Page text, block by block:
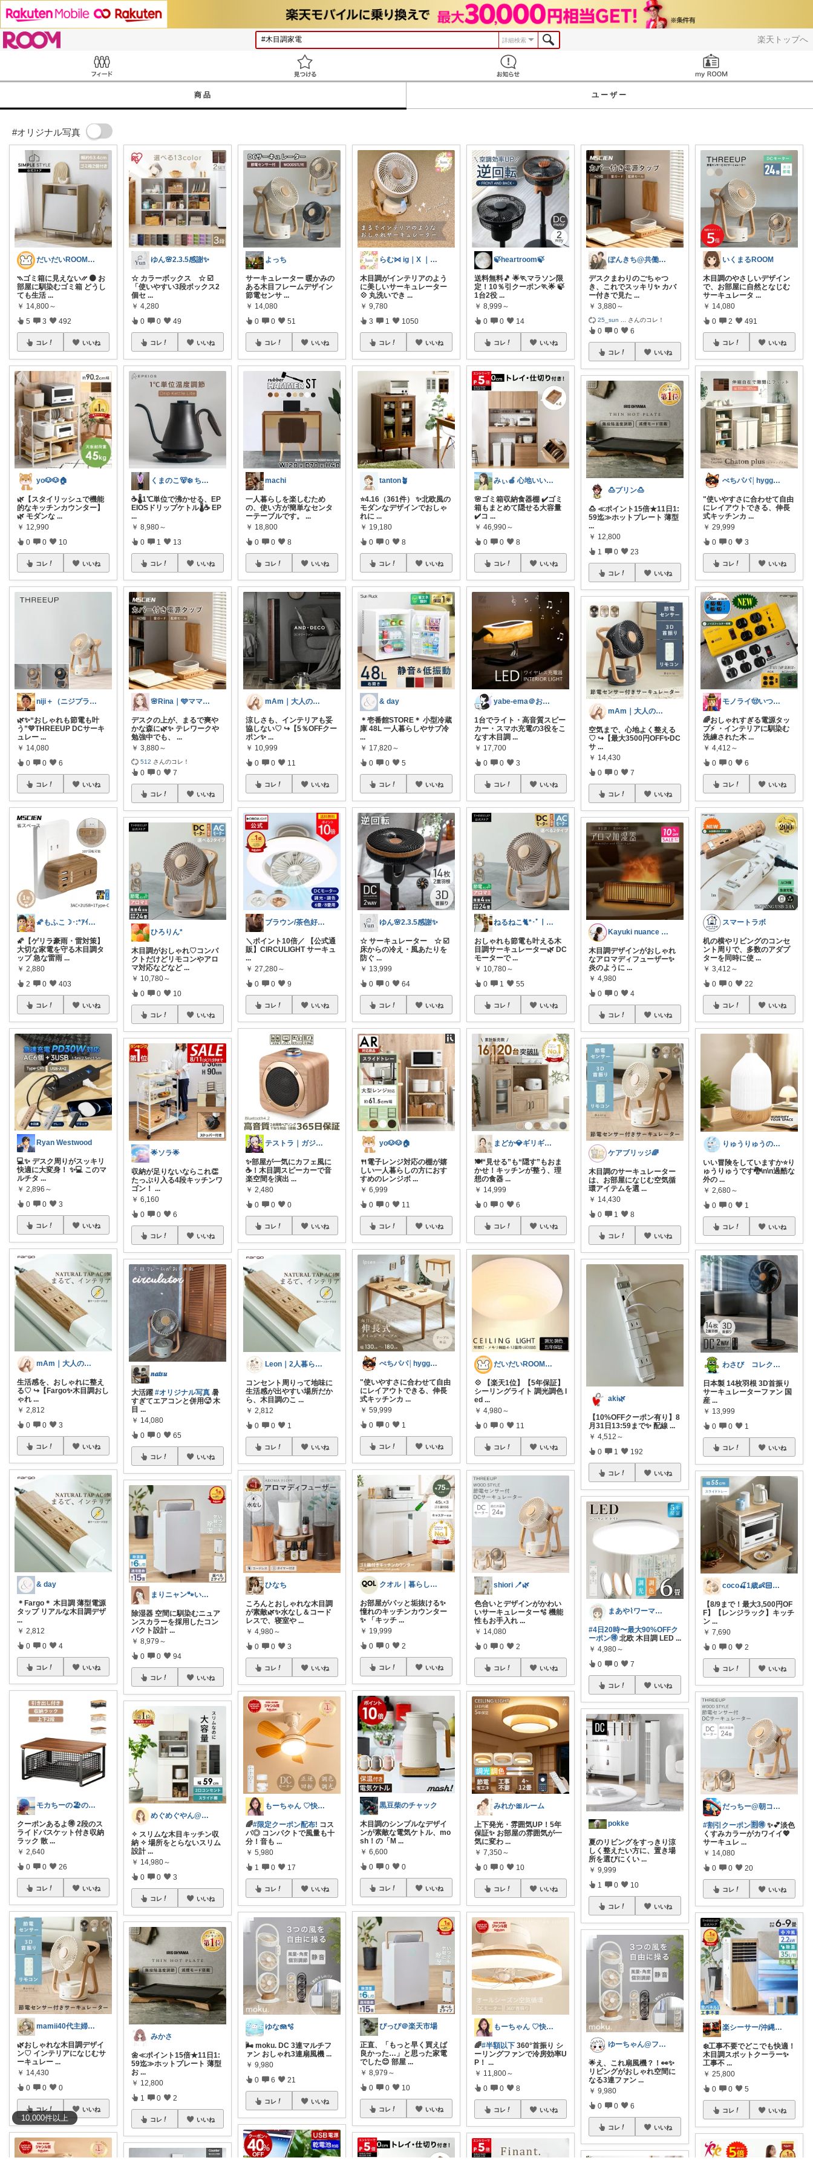
楽天トップへ
詳細検索
商品 ユーザー
#オリジナル写真
10,000件以上
だいだいROOM@整う暮らし｜インテリア
⳹ゴミ箱に見えない⳼ 🟠 お
部屋に馴染むゴミ箱 どうし
ても生活 ...
￥ 14,800～
5 3 492
コレ いいね
yo🐶🐶🏠
🌿【スタイリッシュで機能
的なキッチンカウンター】
🌿 モダンな ...
￥ 12,990
0 0 10
コレ いいね
niji＋（ニジプラス）感謝しています
🌿✨“おしゃれも節電も叶
う”💛THREEUP DCサーキ
ュレー ...
￥ 14,080
0 0 6
コレ いいね
🌠もふこ☽･:*ｱｲｺﾝ変更しました♪
🌠【ゲリラ豪雨・雷対策】
大切な家電を守る木目調タ
ップ 急な雷雨 ...
￥ 2,880
2 0 403
コレ いいね
Ryan Westwood
💻✨ デスク周りがスッキリ
快適に大変身！ ✨💻 このマ
ルチタ ...
￥ 2,896～
0 0 3
コレ いいね
mAm｜大人のご褒美セレクト
生活感を、おしゃれに整え
る♡ ↪︎【Fargo✨木目調おし
ゃれ ...
￥ 2,812
0 0 3
コレ いいね
& day
＊Fargo＊ 木目調 薄型電源
タップ リアルな木目調デザ
...
￥ 2,812
0 0 4
コレ いいね
モカちーの🏖️のんびりライフ🐈✨
クーポンあるよ🉐 2段のス
ライドバスケット付き収納
ラック 散 ...
￥ 2,640
0 0 26
コレ いいね
mamii40代主婦の心地いい暮らし
🌿おしゃれな木目調デザイ
ン♡ インテリアになじむサ
ーキュレー ...
￥ 14,430
0 0 0
コレ いいね
ゆん🌸2.3.5感謝✨
☆ カラーボックス ☆ ☑️
「使いやすい3段ボックス2
個セ ...
￥ 4,280
0 0 49
コレ いいね
くまのこ🐻‍❄️ ちいさなきらめき日和
☕🌡1℃単位で沸かせる、EP
EIOSドリップケトル🌡☕ EP
...
￥ 8,980～
0 1 13
コレ いいね
🌸Rina｜🩵ママ必見アイテム🩵
デスクの上が、まるで爽や
かな森に🌿✨ テレワークや
勉強中でも、
...
￥ 3,880～
512 さんのコレ！
0 0 7
コレ いいね
ひろりん*
木目調がおしゃれ♡コンパ
クトだけどリモコンやアロ
マ対応などなど ...
￥ 10,780～
0 0 10
コレ いいね
🌟ソラ🌟
収納が足りないならこれ👏
たっぷり入る4段キッチンワ
ゴン！...
￥ 6,160
0 0 6
コレ いいね
𝒏𝒂𝒕𝒔𝒖
大活躍#オリジナル写真 暑
すぎてエアコンと併用🥵 木
目 ...
￥ 14,080
0 0 65
コレ いいね
まりニャン🐾いつもありがとうございます
除湿器 空間に馴染むニュア
ンスカラーを採用したコン
パクト設計 ...
￥ 8,979～
0 0 94
コレ いいね
めぐめぐやん@2児ママ×ゆるっと暮らし
✧ スリムな木目キッチン収
納 ✧ 場所をとらないスリム
設計 ...
￥ 14,980～
0 0 3
コレ いいね
みかさ
🌼≪ポイント15倍★11日1:
59迄≫ホットプレート 薄型
お ...
￥ 12,800
1 0 2
コレ いいね
よっち
サーキュレーター 暖かみの
ある木目フレームデザイン
節電センサ ...
￥ 14,080
0 0 51
コレ いいね
machi
一人暮らしを楽しむため
の、使い方が簡単なセンタ
ーテーブルです。
...
￥ 18,800
0 0 8
コレ いいね
mAm｜大人のご褒美セレクト
涼しさも、インテリアも妥
協しない♡ ↪︎【5％OFFクー
ポン✨ ...
￥ 10,999
0 0 11
コレ いいね
ブラウン/茶色好き🤎ノブたん
＼ポイント10倍／ 【公式通
販】CIRCULIGHT サーキュ
...
￥ 27,280～
0 0 9
コレ いいね
テストラ｜ガジェット・家電
✨部屋が一気にカフェ風に
☕️！木目調スピーカーで音
楽空間を演出 ...
￥ 2,480
0 0 0
コレ いいね
Leon｜2人暮らしの準備室
コンセント周りって地味に
生活感が出やすい場所だか
ら、木目調のこ ...
￥ 2,812
0 0 1
コレ いいね
ひなち
ころんとおしゃれな木目調
が素敵🌿✨水なし＆コード
レスで、寝室や ...
￥ 4,980～
0 0 3
コレ いいね
もーちゃん ♡快適生活~旅行大好き🌈✨
🌈#限定クーポン配布! コス
パ◎ コンパクトで風量も十
分！音も ...
￥ 5,980
1 0 17
コレ いいね
ゆな🪼🫧
🌬️ moku. DC 3連マルチフ
ァン おしゃれ3連扇風機...
￥ 9,980
0 6 21
コレ いいね
らむ⋈ ig｜X ｜🍋｜ameblo
木目調がインテリアのよう
に美しいサーキュレーター
💠 丸洗いでき ...
￥ 9,780
3 1 1050
コレ いいね
tanton🪴
⭐4.16（361件） ✨北欧風の
モダンなデザインでおしゃ
れに ...
￥ 19,180
0 0 8
コレ いいね
& day
＊壱番館STORE＊ 小型冷蔵
庫 48L 一人暮らしやサブ冷
...
￥ 17,820～
0 0 5
コレ いいね
ゆん🌸2.3.5感謝✨
☆ サーキュレーター ☆ ☑️
床からの冷え・風あたりを
防ぐ ...
￥ 13,999
0 0 64
コレ いいね
yo🐶🐶🏠
🍴電子レンジ対応の棚が嬉
しい一人暮らしの方におす
すめのレンジボ ...
￥ 6,999
0 0 11
コレ いいね
ぺちパパ│hyggeな心意気を大切に🌿
"使いやすさに合わせて自由
にレイアウトできる、伸長
式キッチンカ ...
￥ 59,999
0 0 1
コレ いいね
クオル｜暮らしの「質」爆上げ🈁
お部屋がパッと垢抜ける✨
憧れのキッチンカウンター
✨ 「キッチ ...
￥ 19,999
0 0 2
コレ いいね
黒豆柴のチャック
木目調のシンプルなデザイ
ンが素敵な電気ケトル、mo
sh！の「M ...
￥ 6,600
0 0 0
コレ いいね
ぴっぴ＠楽天市場
正直、「もっと早く買えば
良かった…」と思った家電
でした😊 部屋 ...
￥ 8,979～
0 0 10
コレ いいね
🍃heartroom🍃
送料無料🎵 🌟🏃マラソン限
定！10％引クーポン🏃🌟 🍃
1台2役 ...
￥ 8,999～
0 0 14
コレ いいね
みぃ🍎 心地いい暮らし
🌸ゴミ箱収納食器棚 ✔️ゴミ
箱もまとめて隠せる大容量
✔️コ ...
￥ 46,990～
0 0 8
コレ いいね
yabe-ema＠おうち快適ガジェット
1台でライト・高音質スピー
カー・スマホ充電の3役をこ
なす木目調 ...
￥ 17,700
0 0 3
コレ いいね
ねるねこ🐈*･ﾟ｜経由購入感謝です♡
おしゃれも節電も叶える木
目調サーキュレーター🌿 DC
モーターで ...
￥ 10,780～
0 1 55
コレ いいね
まどか💎ギリギリアラサーOL
🍽️“見せる”も“隠す”もおま
かせ！キッチンが整う、理
想の食器 ...
￥ 14,999
0 0 6
コレ いいね
だいだいROOM@整う暮らし｜インテリア
💠 【楽天1位】【5年保証】
シーリングライト 調光調色 l
ed ...
￥ 4,980～
0 0 11
コレ いいね
shiori 🪥🌿
色合いとデザインがかわい
いサーキュレーター🫧 機能
性もお手入れ ...
￥ 14,080
0 0 2
コレ いいね
みれか🎀ルーム
上下発光・雰囲気UP！5年
保証✨ お部屋の雰囲気が一
気に変わ ...
￥ 7,350～
0 0 10
コレ いいね
もーちゃん ♡快適生活~旅行大好き🌈✨
🌈#半額以下 360°首振り シ
ーリングファンで冷房効率U
P！ ...
￥ 11,800～
0 0 8
コレ いいね
ぽんきち@共働き20代夫婦
デスクまわりのごちゃつ
き、これでスッキリ✨ カバ
ー付きで見た ...
￥ 3,880～
25_sun さんのコレ！
0 0 6
コレ いいね
🍮プリン🍮
🍮 ≪ポイント15倍★11日1:
59迄≫ホットプレート 薄型
...
￥ 12,800
1 0 23
コレ いいね
mAm｜大人のご褒美セレクト
空気まで、心地よく整える
♡ ↪︎【最大3500円OFF✨DC
サ ...
￥ 14,430
0 0 7
コレ いいね
Kayuki nuance closet
木目調デザインがおしゃれ
なアロマディフューザー✨
炎のように ...
￥ 4,980
0 0 4
コレ いいね
ケアブリッジ🌈
木目調のサーキュレーター
は、お部屋になじむ空気循
環アイテムを選 ...
￥ 14,430
0 1 8
コレ いいね
aki🌿
【10%OFFクーポン有り】8
月31日13:59まで✨ 配線 ...
￥ 4,512～
0 1 192
コレ いいね
まあや⌇ワーママの暮らしとインテリア𓍯
#4日20時〜最大90%OFFク
ーポン🉐 北欧 木目調 LED ...
￥ 4,980～
0 0 7
コレ いいね
pokke
夏のリビングをすっきり涼
しく整えたい方に、置き場
所を選びにくい ...
￥ 9,999
1 0 10
コレ いいね
ゆーちゃん@フォロワーさまから購入💕
🌟え、これ扇風機？！👀✨
リビングがおしゃれ空間に
なる3連ファン ...
￥ 9,980
0 0 6
コレ いいね
いくまるROOM
木目調のやさしいデザイン
で、お部屋に自然となじむ
サーキュレータ ...
￥ 14,080
0 2 491
コレ いいね
ぺちパパ│hyggeな心意気を大切に🌿
"使いやすさに合わせて自由
にレイアウトできる、伸長
式キッチンカ ...
￥ 29,999
0 0 3
コレ いいね
モノライ🤠いつもありがとうです！
🌈おしゃれすぎる電源タッ
プ⚡ ・インテリアに馴染む
洗練された木 ...
￥ 4,412～
0 0 6
コレ いいね
スマートラボ
机の横やリビングのコンセ
ント周りで、多数のアダプ
ターを同時に使 ...
￥ 3,412～
0 0 22
コレ いいね
りゅうりゅうの秘密の宝箱
いい冒険をしていますか⭐️り
ゅうりゅうです🐉\n\n過酷な
外の ...
￥ 2,680～
0 0 1
コレ いいね
わさび コレクションもご利用ください
日本製 14枚羽根 3D首振り
サーキュレーターファン 国
産 ...
￥ 13,999
0 0 1
コレ いいね
coco🍒1歳👶🏻5歳🐈
【8/9まで！最大3,500円OF
F】【レンジラック】キッチ
ン ...
￥ 7,690
0 0 2
コレ いいね
だっちー@朝コレ5時🚗カー用品探求家
#割引クーポン🈹🉐 ✨💕淡色
くすみカラーがカワイイ💖
サーキュレ ...
￥ 14,080
0 0 20
コレ いいね
楽シーサー/沖縄好きのおすすめROOM
❄️工事不要でどこでも快適！
木目調スポットクーラー✨
工事不 ...
￥ 25,800
0 0 5
コレ いいね